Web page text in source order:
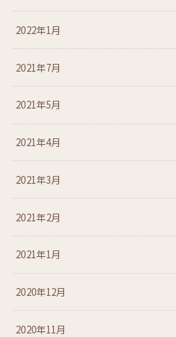
2022年1月
2021年7月
2021年5月
2021年4月
2021年3月
2021年2月
2021年1月
2020年12月
2020年11月